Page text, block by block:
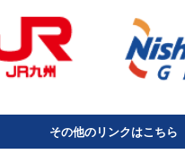
その他のリンクはこちら